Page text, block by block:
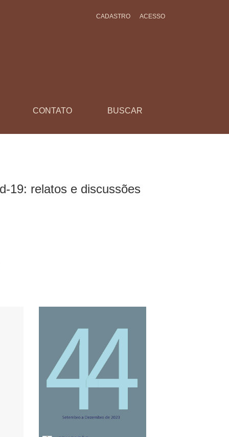
CONTATO BUSCAR
CADASTRO ACESSO
19: relatos e discussões